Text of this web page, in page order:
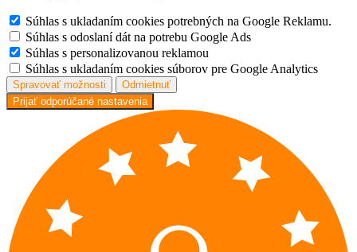
Súhlas s ukladaním cookies potrebných na Google Reklamu.
Súhlas s odoslaní dát na potrebu Google Ads
Súhlas s personalizovanou reklamou
Súhlas s ukladaním cookies súborov pre Google Analytics
Spravovať možnosti
Odmietnuť
Prijať odporúčané nastavenia